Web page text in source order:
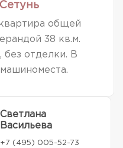
общей
38 кв.м.
без отделки. В
Светлана
Васильева
+7 (495) 005-52-73